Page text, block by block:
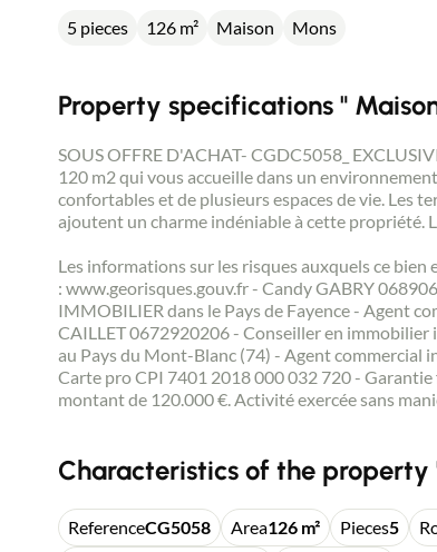
5 pieces 126 m² Maison Mons
Property specifications "
SOUS OFFRE D'ACHAT- CGDC5058_
120 m2 qui vous accueille dans un
confortables et de plusieurs espaces de vie. Les
ajoutent un charme indéniable à cette propriété.
Les informations sur les risques auxquels ce
: www.georisques.gouv.fr - Candy GABRY
IMMOBILIER dans le Pays de Fayence - Agent
CAILLET 0672920206 - Conseiller en immobilier
au Pays du Mont-Blanc (74) - Agent commercial
Carte pro CPI 7401 2018 000 032 720 -
montant de 120.000 €. Activité exercée sans
Characteristics of the property
ReferenceCG5058 Area126 m² Pieces5